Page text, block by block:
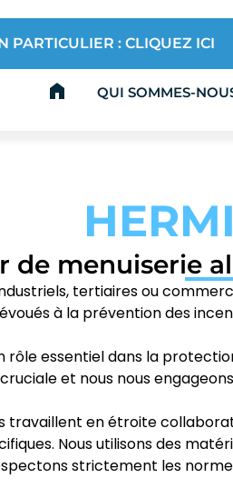
PARTICULIER : CLIQUEZ ICI
QUI SOMMES-
de menuiserie
tertiaires ou
à la prévention des
rôle essentiel dans la
et nous nous
travaillent en étroite
Nous utilisons des
strictement les